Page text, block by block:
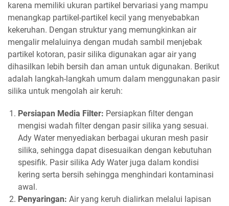
karena memiliki ukuran partikel bervariasi yang mampu
menangkap partikel-partikel kecil yang menyebabkan
kekeruhan. Dengan struktur yang memungkinkan air
mengalir melaluinya dengan mudah sambil menjebak
partikel kotoran, pasir silika digunakan agar air yang
dihasilkan lebih bersih dan aman untuk digunakan. Berikut
adalah langkah-langkah umum dalam menggunakan pasir
silika untuk mengolah air keruh:
Persiapan Media Filter: Persiapkan filter dengan
mengisi wadah filter dengan pasir silika yang sesuai.
Ady Water menyediakan berbagai ukuran mesh pasir
silika, sehingga dapat disesuaikan dengan kebutuhan
spesifik. Pasir silika Ady Water juga dalam kondisi
kering serta bersih sehingga menghindari kontaminasi
awal.
Penyaringan: Air yang keruh dialirkan melalui lapisan